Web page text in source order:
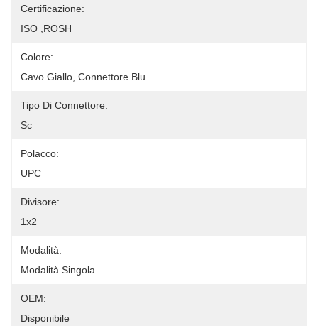
Certificazione:
ISO ,ROSH
Colore:
Cavo Giallo, Connettore Blu
Tipo Di Connettore:
Sc
Polacco:
UPC
Divisore:
1x2
Modalità:
Modalità Singola
OEM:
Disponibile